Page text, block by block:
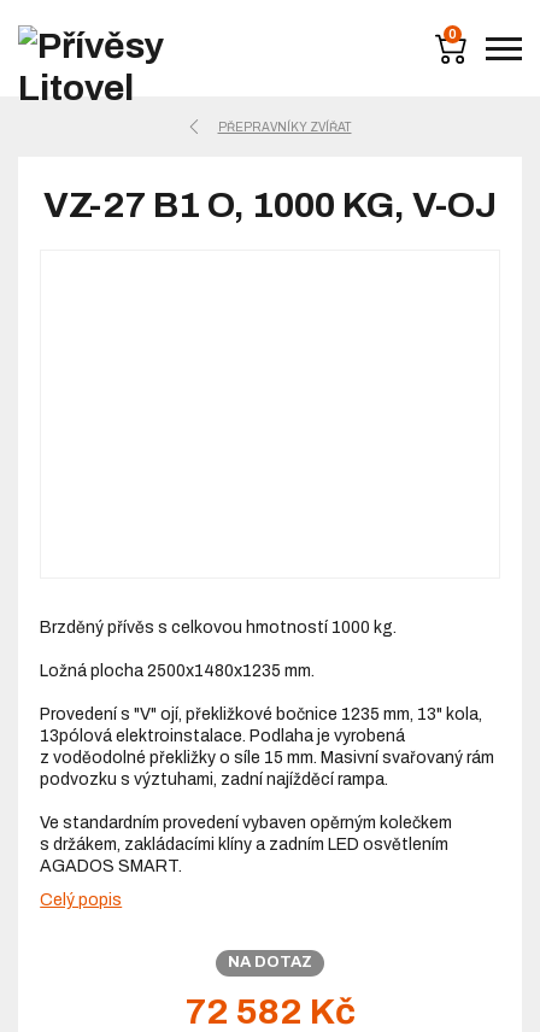
0
PŘEPRAVNÍKY ZVÍŘAT
VZ-27 B1 O, 1000 KG, V-OJ
Brzděný přívěs s celkovou hmotností 1000 kg.
Ložná plocha 2500x1480x1235 mm.
Provedení s "V" ojí, překližkové bočnice 1235 mm, 13" kola,
13pólová elektroinstalace. Podlaha je vyrobená
z voděodolné překližky o síle 15 mm. Masivní svařovaný rám
podvozku s výztuhami, zadní najížděcí rampa.
Ve standardním provedení vybaven opěrným kolečkem
s držákem, zakládacími klíny a zadním LED osvětlením
AGADOS SMART.
Celý popis
NA DOTAZ
72 582 Kč